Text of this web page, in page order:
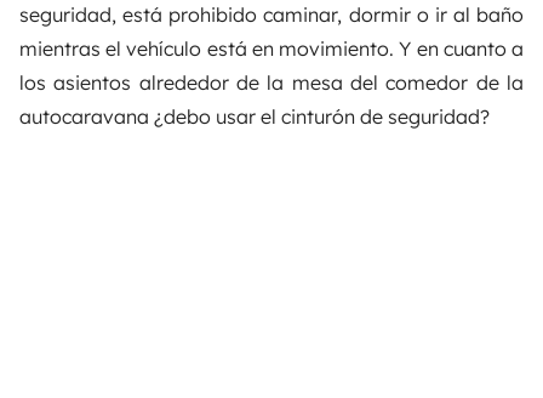
seguridad, está prohibido caminar, dormir o ir al baño
mientras el vehículo está en movimiento. Y en cuanto a
los asientos alrededor de la mesa del comedor de la
autocaravana ¿debo usar el cinturón de seguridad?